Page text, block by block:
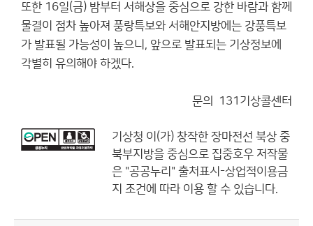
또한 16일(금) 밤부터 서해상을 중심으로 강한 바람과 함께
물결이 점차 높아져 풍랑특보와 서해안지방에는 강풍특보
가 발표될 가능성이 높으니, 앞으로 발표되는 기상정보에
각별히 유의해야 하겠다.
문의 131기상콜센터
기상청 이(가) 창작한 장마전선 북상 중
북부지방을 중심으로 집중호우 저작물
은 "공공누리" 출처표시-상업적이용금
지 조건에 따라 이용 할 수 있습니다.